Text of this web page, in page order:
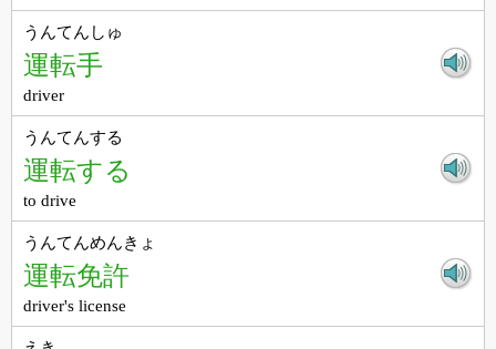
うんてんしゅ
運転手
driver
うんてんする
運転する
to drive
うんてんめんきょ
運転免許
driver's license